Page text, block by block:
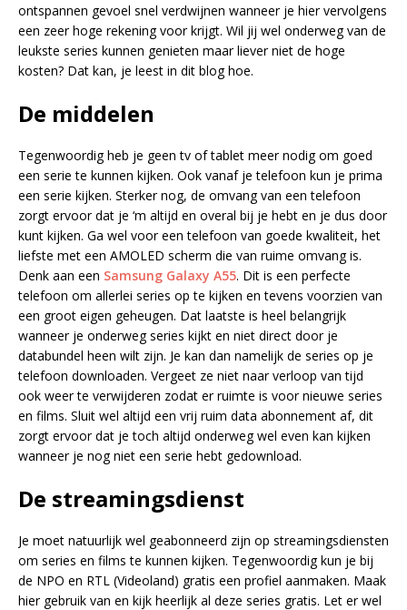
ontspannen gevoel snel verdwijnen wanneer je hier vervolgens
een zeer hoge rekening voor krijgt. Wil jij wel onderweg van de
leukste series kunnen genieten maar liever niet de hoge
kosten? Dat kan, je leest in dit blog hoe.
De middelen
Tegenwoordig heb je geen tv of tablet meer nodig om goed
een serie te kunnen kijken. Ook vanaf je telefoon kun je prima
een serie kijken. Sterker nog, de omvang van een telefoon
zorgt ervoor dat je ‘m altijd en overal bij je hebt en je dus door
kunt kijken. Ga wel voor een telefoon van goede kwaliteit, het
liefste met een AMOLED scherm die van ruime omvang is.
Denk aan een Samsung Galaxy A55. Dit is een perfecte
telefoon om allerlei series op te kijken en tevens voorzien van
een groot eigen geheugen. Dat laatste is heel belangrijk
wanneer je onderweg series kijkt en niet direct door je
databundel heen wilt zijn. Je kan dan namelijk de series op je
telefoon downloaden. Vergeet ze niet naar verloop van tijd
ook weer te verwijderen zodat er ruimte is voor nieuwe series
en films. Sluit wel altijd een vrij ruim data abonnement af, dit
zorgt ervoor dat je toch altijd onderweg wel even kan kijken
wanneer je nog niet een serie hebt gedownload.
De streamingsdienst
Je moet natuurlijk wel geabonneerd zijn op streamingsdiensten
om series en films te kunnen kijken. Tegenwoordig kun je bij
de NPO en RTL (Videoland) gratis een profiel aanmaken. Maak
hier gebruik van en kijk heerlijk al deze series gratis. Let er wel